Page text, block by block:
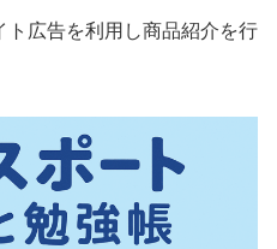
広告を利用し商品紹介を行